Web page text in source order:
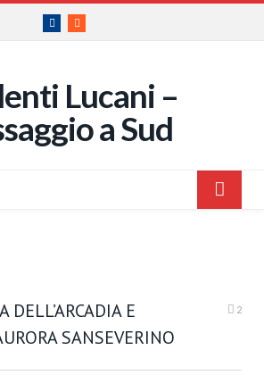
Facebook
RSS
DELL’ARCADIA E
SANSEVERINO
2